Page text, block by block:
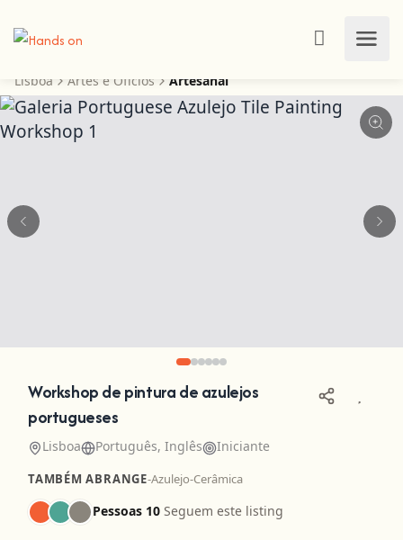
Lisboa Artes e Ofícios Artesanal
Workshop de pintura de azulejos
portugueses
Lisboa Português, Inglês Iniciante
TAMBÉM ABRANGE-Azulejo-Cerâmica
Pessoas 10 Seguem este listing